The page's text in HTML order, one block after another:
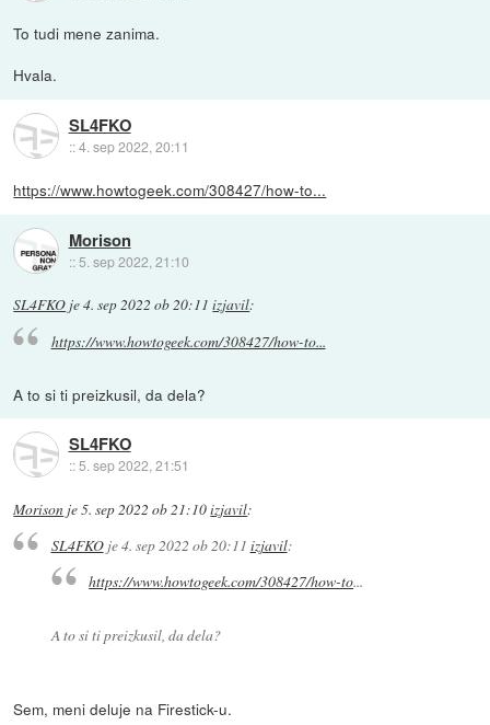
To tudi mene zanima.
Hvala.
SL4FKO
::4. sep 2022, 20:11
https://www.howtogeek.com/308427/how-to...
Morison
:: 5. sep 2022, 21:10
SL4FKO je4. sep 2022 ob 20:11 izjavil:
https://www.howtogeek.com/308427/how-to...
A to si ti preizkusil, da dela?
SL4FKO
::5. sep 2022, 21:51
Morison je5. sep 2022 ob 21:10izjavil:
SL4FKOje4. sep 2022 ob 20:11 izjavil:
https://www.howtogeek.com/308427/how-to...
A to si ti preizkusil, da dela?
Sem, meni deluje na Firestick-u.